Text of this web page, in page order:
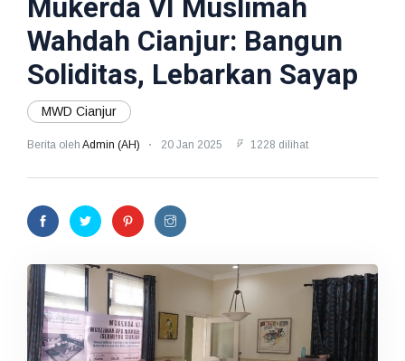
Mukerda VI Muslimah
Wahdah Cianjur: Bangun
Soliditas, Lebarkan Sayap
MWD Cianjur
Berita oleh Admin (AH) 20 Jan 2025 1228 dilihat